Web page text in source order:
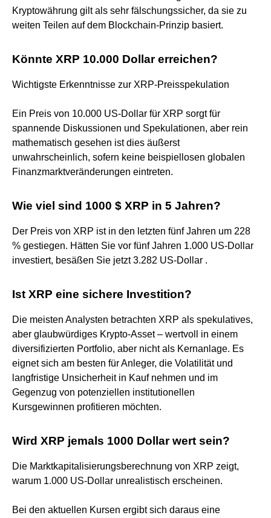
Kryptowährung gilt als sehr fälschungssicher, da sie zu
weiten Teilen auf dem Blockchain-Prinzip basiert.
Könnte XRP 10.000 Dollar erreichen?
Wichtigste Erkenntnisse zur XRP-Preisspekulation
Ein Preis von 10.000 US-Dollar für XRP sorgt für
spannende Diskussionen und Spekulationen, aber rein
mathematisch gesehen ist dies äußerst
unwahrscheinlich, sofern keine beispiellosen globalen
Finanzmarktveränderungen eintreten.
Wie viel sind 1000 $ XRP in 5 Jahren?
Der Preis von XRP ist in den letzten fünf Jahren um 228
% gestiegen. Hätten Sie vor fünf Jahren 1.000 US-Dollar
investiert, besäßen Sie jetzt 3.282 US-Dollar .
Ist XRP eine sichere Investition?
Die meisten Analysten betrachten XRP als spekulatives,
aber glaubwürdiges Krypto-Asset – wertvoll in einem
diversifizierten Portfolio, aber nicht als Kernanlage. Es
eignet sich am besten für Anleger, die Volatilität und
langfristige Unsicherheit in Kauf nehmen und im
Gegenzug von potenziellen institutionellen
Kursgewinnen profitieren möchten.
Wird XRP jemals 1000 Dollar wert sein?
Die Marktkapitalisierungsberechnung von XRP zeigt,
warum 1.000 US-Dollar unrealistisch erscheinen.
Bei den aktuellen Kursen ergibt sich daraus eine